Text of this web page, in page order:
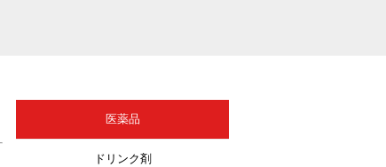
医薬品
ドリンク剤